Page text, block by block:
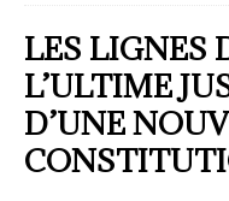
LES LIGNES
L’ULTIME
D’UNE